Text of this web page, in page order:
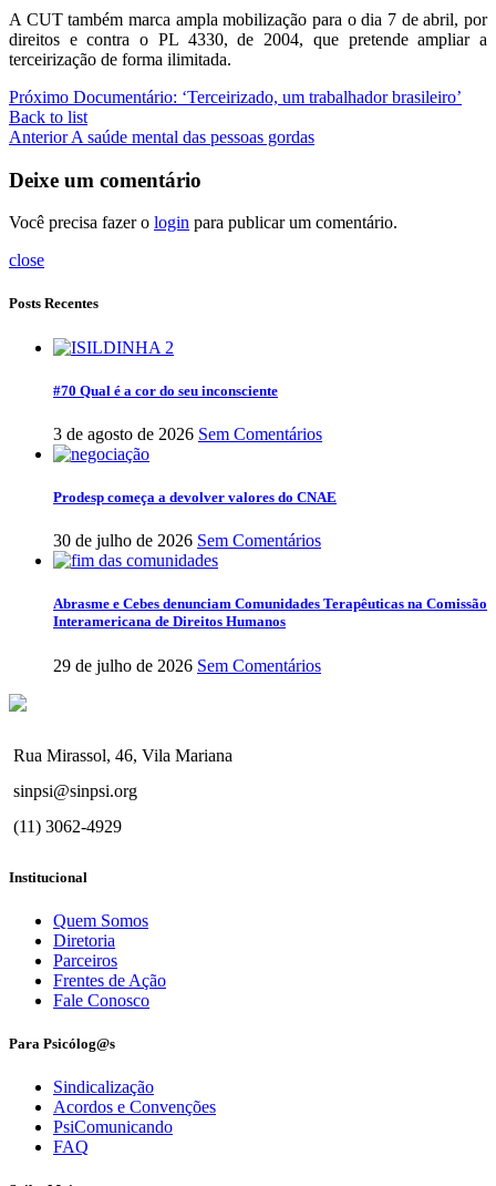
A CUT também marca ampla mobilização para o dia 7 de abril, por
direitos e contra o PL 4330, de 2004, que pretende ampliar a
terceirização de forma ilimitada.
Próximo Documentário: ‘Terceirizado, um trabalhador brasileiro’
Back to list
Anterior A saúde mental das pessoas gordas
Deixe um comentário
Você precisa fazer o login para publicar um comentário.
close
Posts Recentes
#70 Qual é a cor do seu inconsciente
3 de agosto de 2026 Sem Comentários
Prodesp começa a devolver valores do CNAE
30 de julho de 2026 Sem Comentários
Abrasme e Cebes denunciam Comunidades Terapêuticas na Comissão
Interamericana de Direitos Humanos
29 de julho de 2026 Sem Comentários
Rua Mirassol, 46, Vila Mariana
sinpsi@sinpsi.org
(11) 3062-4929
Institucional
Quem Somos
Diretoria
Parceiros
Frentes de Ação
Fale Conosco
Para Psicólog@s
Sindicalização
Acordos e Convenções
PsiComunicando
FAQ